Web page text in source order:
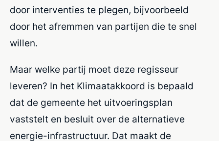
door interventies te plegen, bijvoorbeeld
door het afremmen van partijen die te snel
willen.
Maar welke partij moet deze regisseur
leveren? In het Klimaatakkoord is bepaald
dat de gemeente het uitvoeringsplan
vaststelt en besluit over de alternatieve
energie-infrastructuur. Dat maakt de